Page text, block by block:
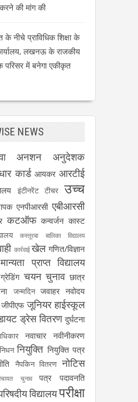
की मांग की
नीचे प्राविधिक शिक्षा के
लखनऊ के राजकीय
परिसर में बनेगा एकीकृत
NEWS
अनशन अनुदेशक
कार्ड आयकर आरटीई
इंटीनरेंट टीचर उच्च
एनपीआरसी एबीआरसी
कटऑफ कन्वर्जन कास्ट
कस्तूरबा बालिका विद्यालय
कार्रवाई खेल गणित/विज्ञान
प्राप्त विद्यालय
ग्रेडिंग चयन चुनाव छात्र
जन्मदिन जवाहर नवोदय
जीपीएफ जूनियर हाईस्कूल
ड्रेस वितरण दुर्घटना
नवाचार नवीनीकरण
निधन नियुक्ति नियुक्ति पत्र
नैपकिन वितरण नोटिस
चुनाव पत्र पदावनति
विद्यालयपरीक्षा